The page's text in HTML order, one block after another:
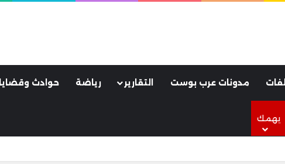
مدونات عرب بوست التقارير رياضة حوادث وقضايا
يهمك
كواليس ليلة جنونية هزت مدينة طرابزون